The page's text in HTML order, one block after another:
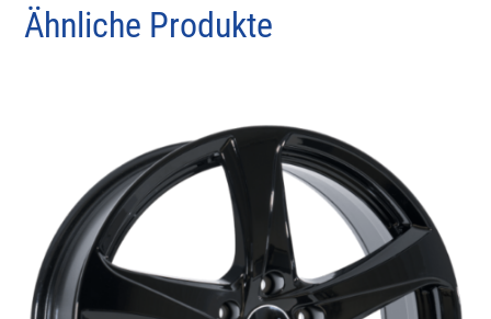
Ähnliche Produkte